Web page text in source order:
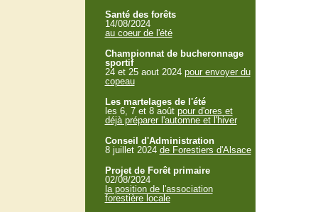
Santé des forêts
14/08/2024
au coeur de l'été
Championnat de bucheronnage
sportif
24 et 25 aout 2024 pour envoyer du
copeau
Les martelages de l'été
les 6, 7 et 8 août pour d'ores et
déjà préparer l'automne et l'hiver
Conseil d'Administration
8 juillet 2024 de Forestiers d'Alsace
Projet de Forêt primaire
02/08/2024
la position de l'association
forestière locale